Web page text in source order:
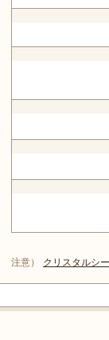
注意） クリスタルシ